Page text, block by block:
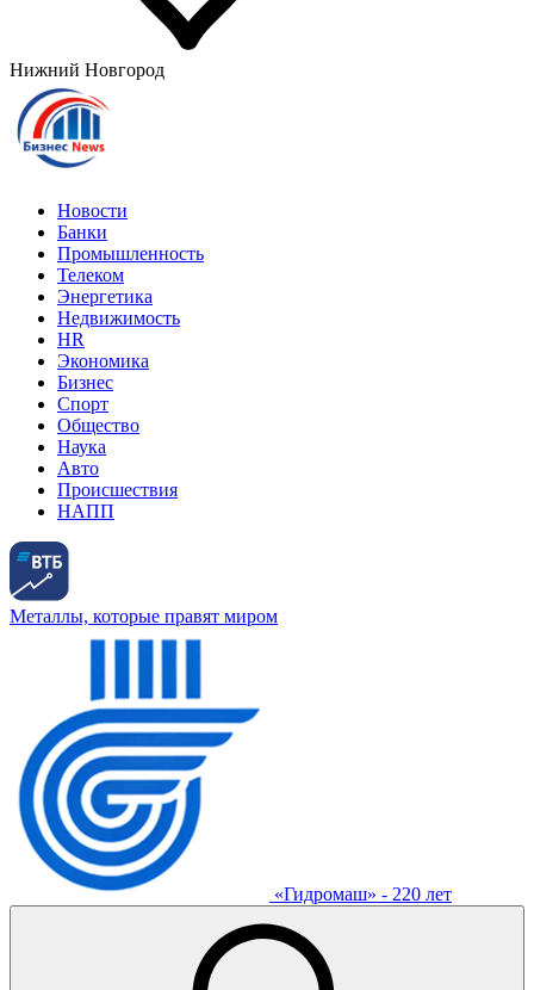
Нижний Новгород
Новости
Банки
Промышленность
Телеком
Энергетика
Недвижимость
HR
Экономика
Бизнес
Спорт
Общество
Наука
Авто
Происшествия
НАПП
Металлы, которые правят миром
«Гидромаш» - 220 лет